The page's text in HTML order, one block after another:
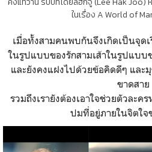
ในเรื่อง A World of
เมื่อทั้งสามคนพบกันจึงเกิดเป็นจุด
ในรูปแบบของรักสามเส้าในรูปแบบ
และยังคงแฝงไปด้วยข้อคิดดีๆ และ
ขาดสาย
รวมถึงเรายังต้องเอาใจช่วยตัวละค
ปมที่อยู่ภายในจิตใจ